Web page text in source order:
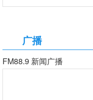
广播
FM88.9 新闻广播